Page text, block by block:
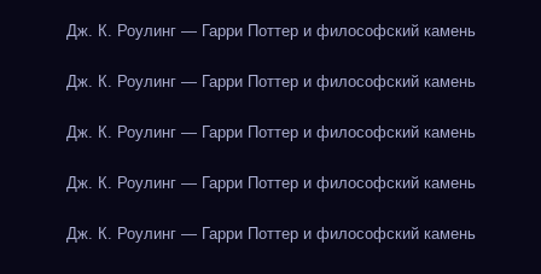
Дж. К. Роулинг — Гарри Поттер и философский камень
Дж. К. Роулинг — Гарри Поттер и философский камень
Дж. К. Роулинг — Гарри Поттер и философский камень
Дж. К. Роулинг — Гарри Поттер и философский камень
Дж. К. Роулинг — Гарри Поттер и философский камень